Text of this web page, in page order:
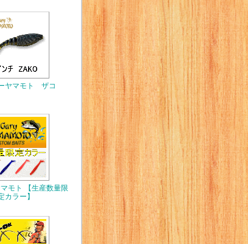
ヤマモト ザコ
モト 【生産数量限
カラー】